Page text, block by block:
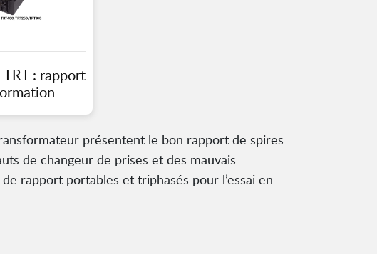
: rapport
présentent le bon rapport de spires
de changeur de prises et des mauvais
rapport portables et triphasés pour l’essai en